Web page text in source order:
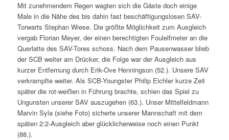
Mit zunehmendem Regen wagten sich die Gäste doch einige
Male in die Nähe des bis dahin fast beschäftigungslosen SAV-
Torwarts Stephan Wiese. Die größte Möglichkeit zum Ausgleich
vergab Florian Meyer, der einen berechtigten Foulelfmeter an die
Querlatte des SAV-Tores schoss. Nach dem Pausenwasser blieb
der SCB weiter am Drücker, die Folge war der Ausgleich aus
kurzer Entfernung durch Erik-Ove Henningson (52.). Unsere SAV
verkrampfte weiter. Als SCB-Youngster Philip Eichler kurze Zeit
später die rot-weißen in Führung brachte, schien das Spiel zu
Ungunsten unserer SAV auszugehen (63.). Unser Mittelfeldmann
Marvin Syla (siehe Foto) sicherte unserer Mannschaft mit dem
späten 2:2-Ausgleich aber glücklicherweise noch einen Punkt
(88.).